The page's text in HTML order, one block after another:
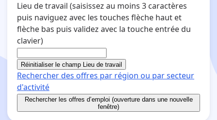
Lieu de travail (saisissez au moins 3 caractères
puis naviguez avec les touches flèche haut et
flèche bas puis validez avec la touche entrée du
clavier)
Réinitialiser le champ Lieu de travail
Rechercher des offres par région ou par secteur
d'activité
Rechercher les offres d’emploi (ouverture dans une nouvelle
fenêtre)